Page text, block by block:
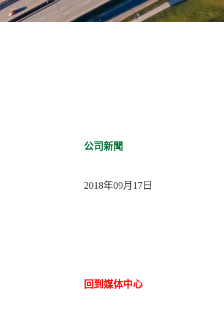
公司新聞
2018年09月17日
回到媒体中心